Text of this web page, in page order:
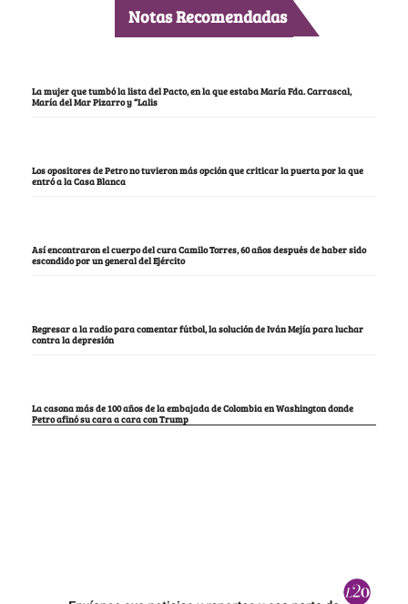
Notas Recomendadas
La mujer que tumbó la lista del Pacto, en la que estaba María Fda. Carrascal,
María del Mar Pizarro y “Lalis
Los opositores de Petro no tuvieron más opción que criticar la puerta por la que
entró a la Casa Blanca
Así encontraron el cuerpo del cura Camilo Torres, 60 años después de haber sido
escondido por un general del Ejército
Regresar a la radio para comentar fútbol, la solución de Iván Mejía para luchar
contra la depresión
La casona más de 100 años de la embajada de Colombia en Washington donde
Petro afinó su cara a cara con Trump